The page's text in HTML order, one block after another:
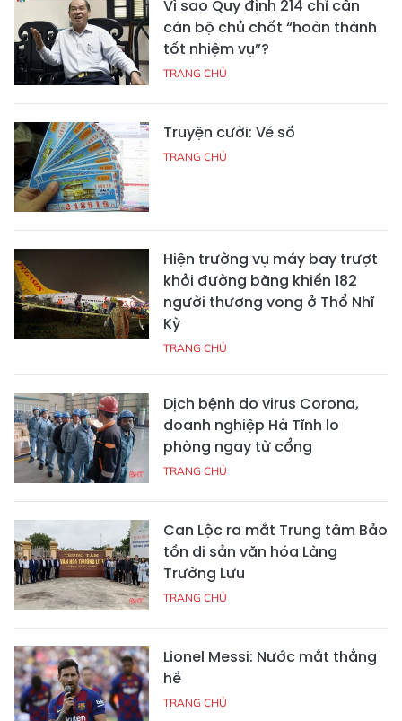
Vì sao Quy định 214 chỉ cần
cán bộ chủ chốt “hoàn thành
tốt nhiệm vụ”?
TRANG CHỦ
Truyện cười: Vé số
TRANG CHỦ
Hiện trường vụ máy bay trượt
khỏi đường băng khiến 182
người thương vong ở Thổ Nhĩ
Kỳ
TRANG CHỦ
Dịch bệnh do virus Corona,
doanh nghiệp Hà Tĩnh lo
phòng ngay từ cổng
TRANG CHỦ
Can Lộc ra mắt Trung tâm Bảo
tồn di sản văn hóa Làng
Trường Lưu
TRANG CHỦ
Lionel Messi: Nước mắt thằng
hề
TRANG CHỦ